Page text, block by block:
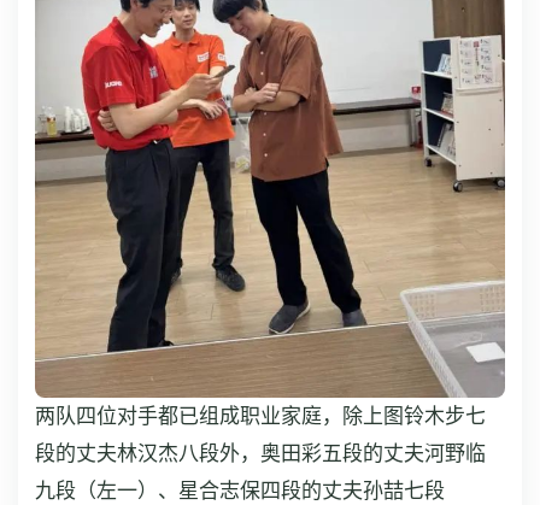
两队四位对手都已组成职业家庭，除上图铃木步七
段的丈夫林汉杰八段外，奥田彩五段的丈夫河野临
九段（左一）、星合志保四段的丈夫孙喆七段